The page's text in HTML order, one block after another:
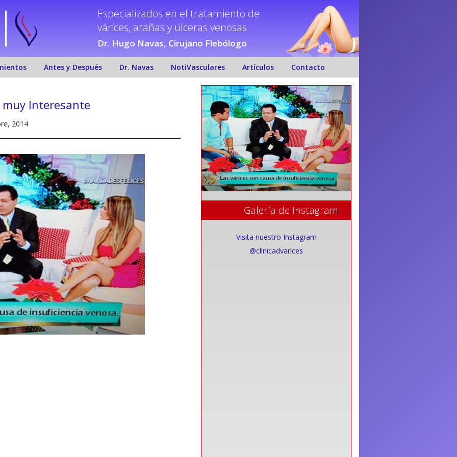
Especializados en el tratamiento de
várices, arañas y úlceras venosas
Dr. Hugo Navas, Cirujano Flebólogo
Antes y Después Dr. Navas NotiVasculares Artículos Contacto
muy Interesante
2014
Galería de Instagram
Visita nuestro Instagram
@clinicadvarices